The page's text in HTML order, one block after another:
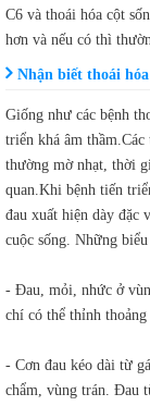
C6 và thoái hóa cột
hơn và nếu có thì
Nhận biết thoái
Giống như các bệnh
triển khá âm
thường mờ nhạt, thời
quan.Khi bệnh tiến
đau xuất hiện dày đặc
cuộc sống. Những
- Đau, mỏi, nhức ở
chí có thể thỉnh
- Cơn đau kéo dài từ
chẩm, vùng trán. Đau